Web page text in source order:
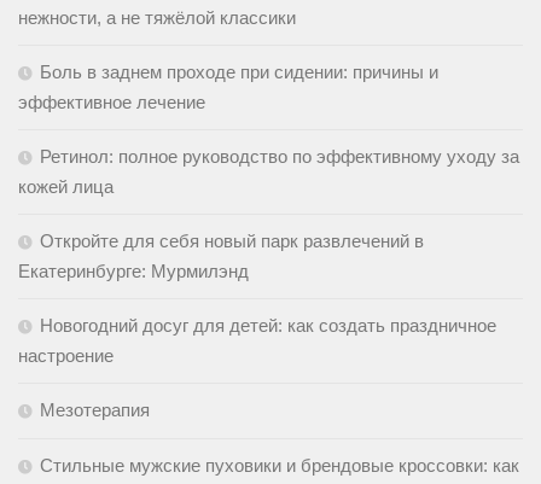
нежности, а не тяжёлой классики
Боль в заднем проходе при сидении: причины и
эффективное лечение
Ретинол: полное руководство по эффективному уходу за
кожей лица
Откройте для себя новый парк развлечений в
Екатеринбурге: Мурмилэнд
Новогодний досуг для детей: как создать праздничное
настроение
Мезотерапия
Стильные мужские пуховики и брендовые кроссовки: как